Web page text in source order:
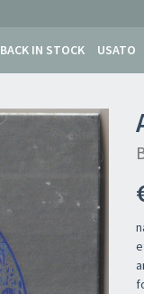
BACK IN STOCK USATO